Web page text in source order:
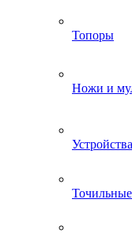
Топоры
Ножи и